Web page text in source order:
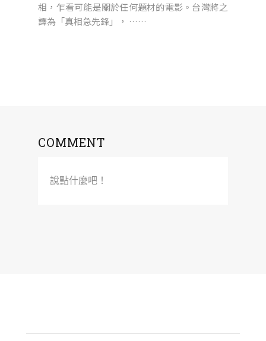
相，乍看可能是關於任何題材的電影。台灣將之
譯為「真相急先鋒」， ……
COMMENT
說點什麼吧！